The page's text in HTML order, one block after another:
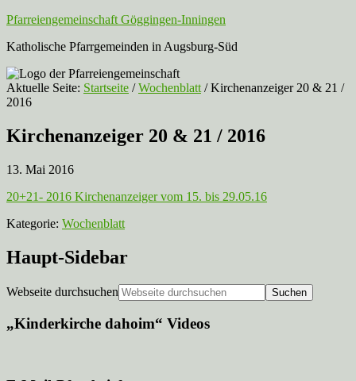
Pfarreiengemeinschaft Göggingen-Inningen
Katholische Pfarrgemeinden in Augsburg-Süd
Aktuelle Seite: Startseite / Wochenblatt /Kirchenanzeiger 20 & 21 /
2016
Kirchenanzeiger 20 & 21 / 2016
13. Mai 2016
20+21- 2016 Kirchenanzeiger vom 15. bis 29.05.16
Kategorie: Wochenblatt
Haupt-Sidebar
Webseite durchsuchen
„Kinderkirche dahoim“ Videos